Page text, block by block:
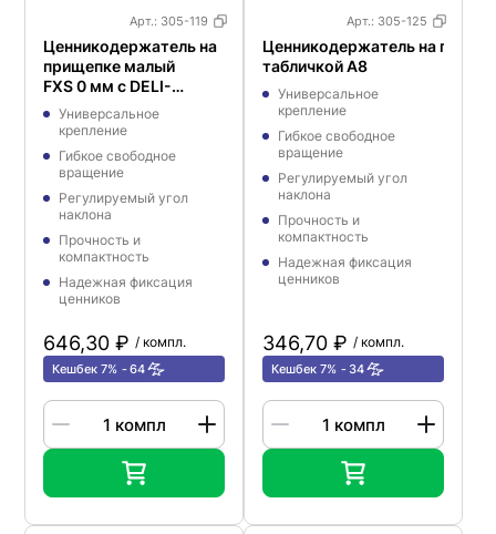
Арт.: 305-119
Ценникодержатель на
прищепке малый
FXS 0 мм с DELI-
PRICER 70х40 мм
Универсальное
крепление
Гибкое свободное
вращение
Регулируемый угол
наклона
Прочность и
компактность
Надежная фиксация
ценников
646,30 ₽ / компл.
Кешбек 7% 64
Арт.: 305-125
Ценникодержатель на
табличкой A8
Универсальное
крепление
Гибкое свободное
вращение
Регулируемый угол
наклона
Прочность и
компактность
Надежная фиксация
ценников
346,70 ₽ / компл.
Кешбек 7% 34